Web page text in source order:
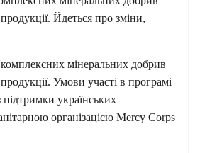
Йдеться про зміни,
мінеральних добрив
Умови участі в програмі
українських
організацією Mercy Corps